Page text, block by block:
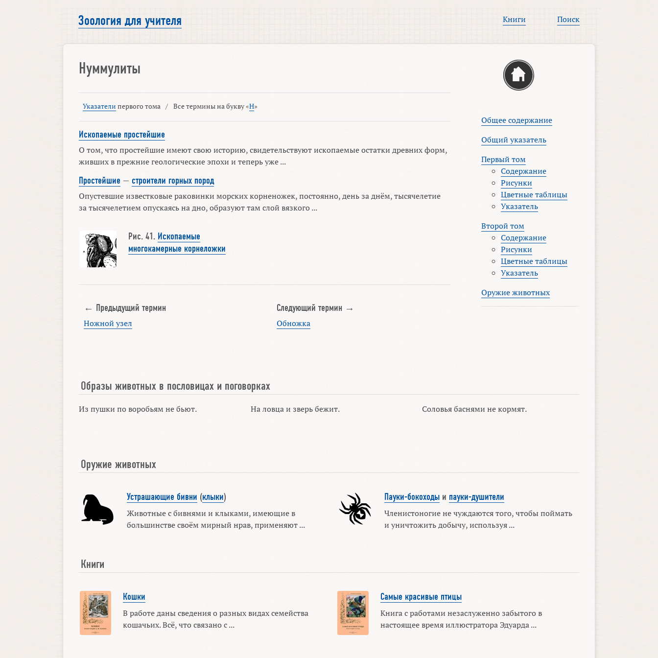
Зоология для учителя Книги Поиск
Нуммулиты
Указатели первого тома / Все термины на букву «Н»
Ископаемые простейшие
О том, что простейшие имеют свою историю, свидетельствуют ископаемые остатки древних форм,
живших в прежние геологические эпохи и теперь уже ...
Простейшие — строители горных пород
Опустевшие известковые раковинки морских корненожек, постоянно, день за днём, тысячелетие
за тысячелетием опускаясь на дно, образуют там слой вязкого ...
Рис. 41. Ископаемые
многокамерные корнеложки
← Предыдущий термин
Ножной узел
Следующий термин →
Обножка
Общее содержание
Общий указатель
Первый том
Содержание
Рисунки
Цветные таблицы
Указатель
Второй том
Содержание
Рисунки
Цветные таблицы
Указатель
Оружие животных
Образы животных в пословицах и поговорках
Из пушки по воробьям не бьют. На ловца и зверь бежит. Соловья баснями не кормят.
Оружие животных
Устрашающие бивни (клыки)
Животные с бивнями и клыками, имеющие в
большинстве своём мирный нрав, применяют ...
Пауки-бокоходыи пауки-душители
Членистоногие не чуждаются того, чтобы поймать
и уничтожить добычу, используя ...
Книги
Кошки
В работе даны сведения о разных видах семейства
кошачьих. Всё, что связано с ...
Самые красивые птицы
Книга с работами незаслуженно забытого в
настоящее время иллюстратора Эдуарда ...